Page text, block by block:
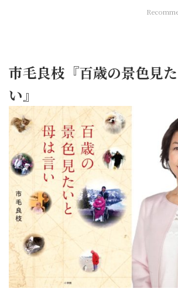
市毛良枝『百歳の景色見
い』